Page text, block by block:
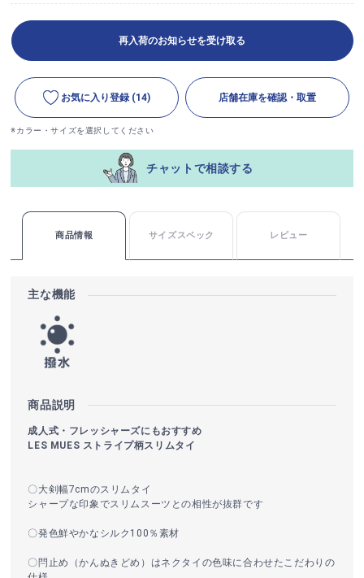
再入荷のお知らせを受け取る
お気に入り登録 (14) 店舗在庫を確認・取置
※カラー・サイズを選択してください
チャットで相談する
商品情報 サイズスペック レビュー
主な機能
商品説明
成人式・フレッシャーズにもおすすめ
LES MUES ストライプ柄スリムタイ
〇大剣幅7cmのスリムタイ
シャープな印象でスリムスーツとの相性が抜群です
〇発色鮮やかなシルク100％素材
〇閂止め（かんぬきどめ）はネクタイの色味に合わせたこだわりの